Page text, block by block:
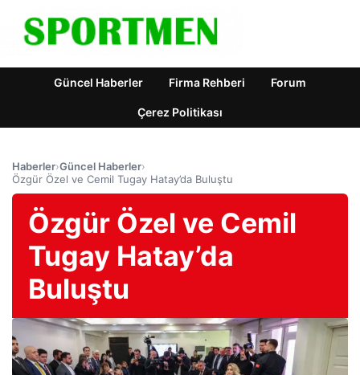
Güncel Haberler Firma Rehberi Forum
Çerez Politikası
Haberler›Güncel Haberler›
Özgür Özel ve Cemil Tugay Hatay’da Buluştu
Özgür Özel ve Cemil
Tugay Hatay’da
Buluştu